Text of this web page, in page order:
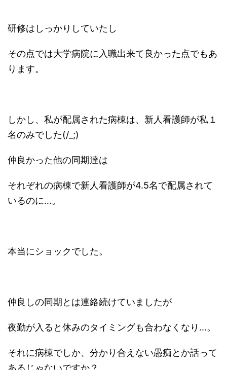
研修はしっかりしていたし
その点では大学病院に入職出来て良かった点でもあ
ります。
しかし、私が配属された病棟は、新人看護師が私１
名のみでした(/_;)
仲良かった他の同期達は
それぞれの病棟で新人看護師が4.5名で配属されて
いるのに…。
本当にショックでした。
仲良しの同期とは連絡続けていましたが
夜勤が入ると休みのタイミングも合わなくなり…。
それに病棟でしか、分かり合えない愚痴とか話って
あるじゃないですか？